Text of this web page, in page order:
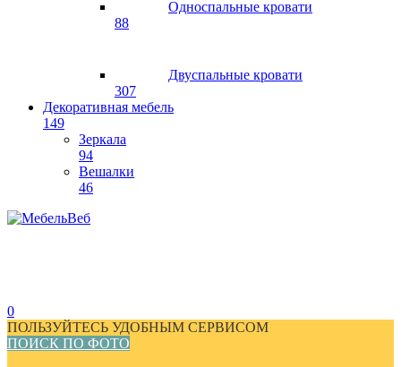
Односпальные кровати
88
Двуспальные кровати
307
Декоративная мебель
149
Зеркала
94
Вешалки
46
0
ПОЛЬЗУЙТЕСЬ УДОБНЫМ СЕРВИСОМ
ПОИСК ПО ФОТО